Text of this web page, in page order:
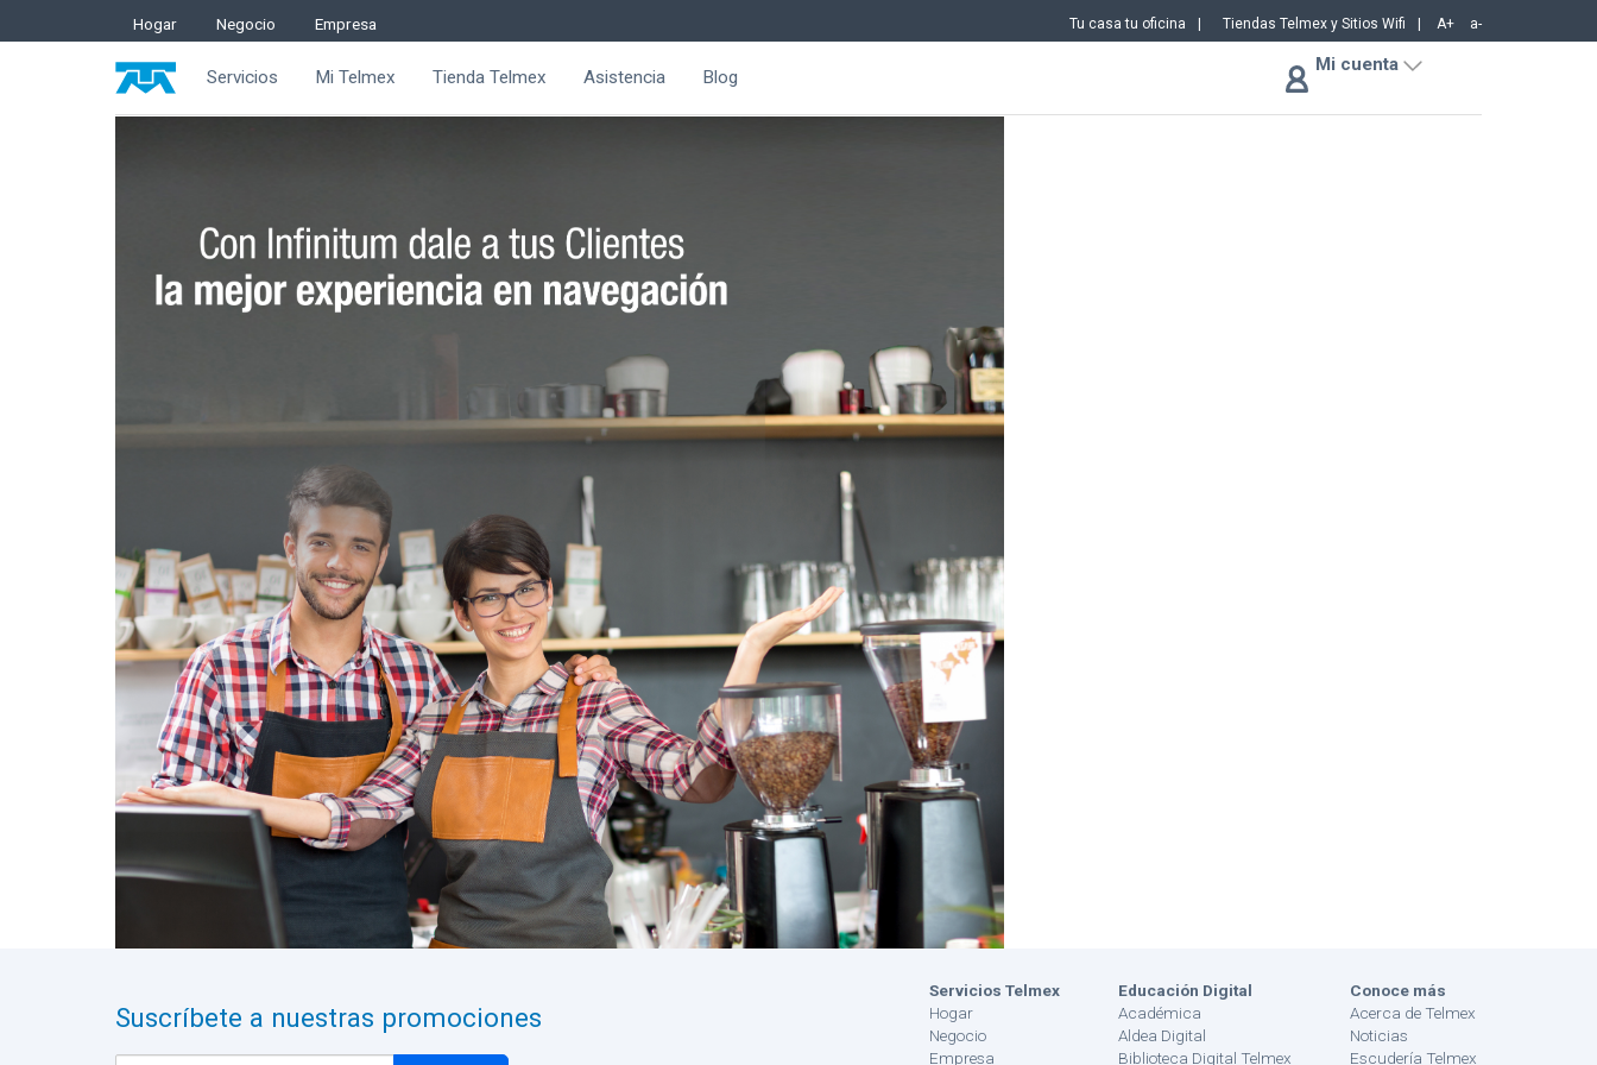
Hogar Negocio Empresa Tu casa tu oficina Tiendas Telmex y Sitios Wifi A+ a-
Servicios Mi Telmex Tienda Telmex Asistencia Blog
Mi cuenta
Suscríbete a nuestras promociones
Servicios Telmex
Hogar
Negocio
Empresa
Educación Digital
Académica
Aldea Digital
Biblioteca Digital Telmex
Conoce más
Acerca de Telmex
Noticias
Escudería Telmex